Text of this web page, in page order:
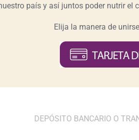
país y así juntos poder nutrir el
Elija la manera de
DEPÓSITO BANCARIO O